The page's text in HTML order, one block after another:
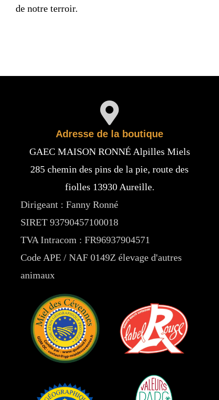
de notre terroir.
Adresse de la boutique
GAEC MAISON RONNÉ Alpilles Miels
285 chemin des pins de la pie, route des
fiolles 13930 Aureille.
Dirigeant : Fanny Ronné
SIRET 93790457100018
TVA Intracom : FR96937904571
Code APE / NAF 0149Z élevage d'autres
animaux